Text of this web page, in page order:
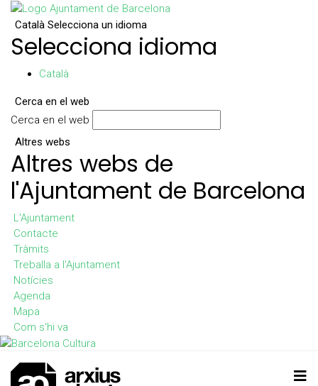
Català Selecciona un idioma
Selecciona idioma
Català
Cerca en el web
Cerca en el web
Altres webs
Altres webs de
l'Ajuntament de Barcelona
L'Ajuntament
Contacte
Tràmits
Treballa a l'Ajuntament
Notícies
Agenda
Mapa
Com s'hi va